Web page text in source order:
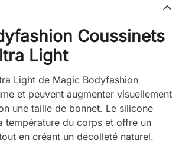
Coussinets
Light
Light de Magic Bodyfashion
et peuvent augmenter visuellement
une taille de bonnet. Le silicone
température du corps et offre un
en créant un décolleté naturel.